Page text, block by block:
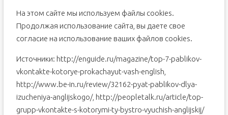
На этом сайте мы используем файлы cookies.
Продолжая использование сайта, вы даете свое
согласие на использование ваших файлов cookies.
Источники: http://enguide.ru/magazine/top-7-pablikov-
vkontakte-kotorye-prokachayut-vash-english,
http://www.be-in.ru/review/32162-pyat-pablikov-dlya-
izucheniya-anglijskogo/, http://peopletalk.ru/article/top-
grupp-vkontakte-s-kotorymi-ty-bystro-vyuchish-anglijskij/